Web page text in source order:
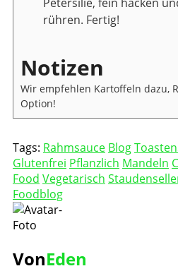
rühren. Fertig!
Notizen
Wir empfehlen Kartoffeln dazu,
Option!
Tags: Rahmsauce Blog
Glutenfrei Pflanzlich Mandeln
Food Vegetarisch
Foodblog
VonEden